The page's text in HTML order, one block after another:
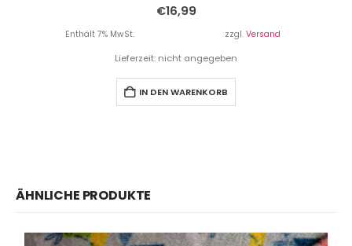
€16,99
Enthält 7% MwSt. zzgl. Versand
Lieferzeit: nicht angegeben
IN DEN WARENKORB
ÄHNLICHE PRODUKTE